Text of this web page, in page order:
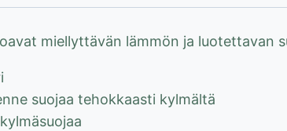
miellyttävän lämmön ja luotettavan
suojaa tehokkaasti kylmältä